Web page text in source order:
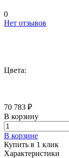
0
Нет отзывов
Цвета:
70 783 ₽
В корзину
В корзине
Купить в 1 клик
Характеристики